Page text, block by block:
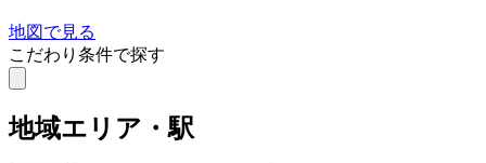
地図で見る
こだわり条件で探す
地域エリア・駅